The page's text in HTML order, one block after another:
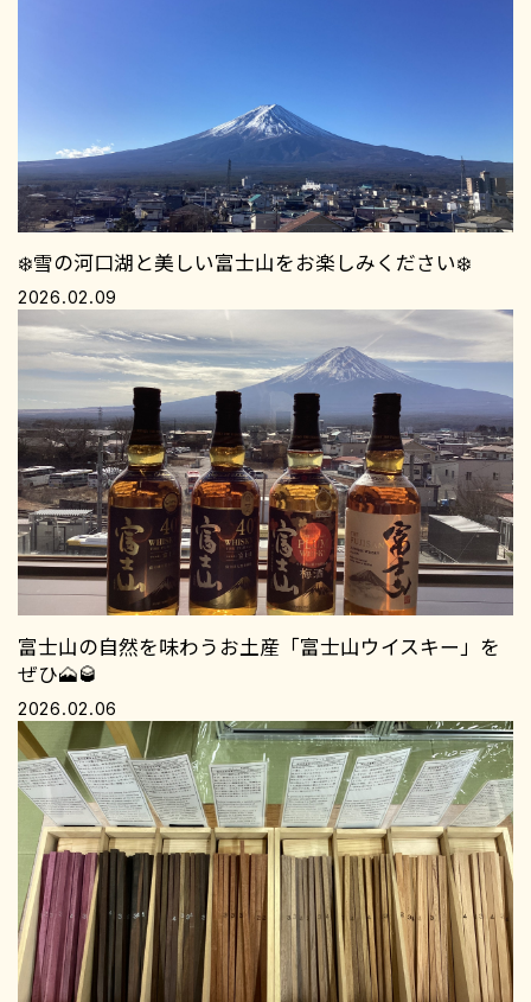
❄️雪の河口湖と美しい富士山をお楽しみください❄️
2026.02.09
富士山の自然を味わうお土産「富士山ウイスキー」を
ぜひ🗻🥃
2026.02.06